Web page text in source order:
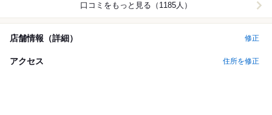
口コミをもっと見る（1185人）
店舗情報（詳細） 修正
アクセス 住所を修正